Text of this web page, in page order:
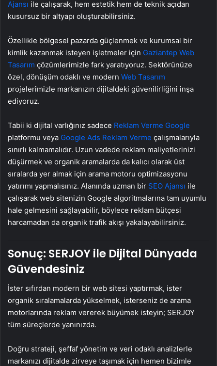
Ajansı ile çalışarak, hem estetik hem de teknik açıdan
kusursuz bir altyapı oluşturabilirsiniz.
Özellikle bölgesel pazarda güçlenmek ve kurumsal bir
kimlik kazanmak isteyen işletmeler için Gaziantep Web
Tasarım çözümlerimizle fark yaratıyoruz. Sektörünüze
özel, dönüşüm odaklı ve modern Web Tasarım
projelerimizle markanızın dijitaldeki güvenilirliğini inşa
ediyoruz.
Tabii ki dijital varlığınız sadece Reklam Verme Google
platformu veya Google Ads Reklam Verme çalışmalarıyla
sınırlı kalmamalıdır. Uzun vadede reklam maliyetlerinizi
düşürmek ve organik aramalarda da kalıcı olarak üst
sıralarda yer almak için arama motoru optimizasyonu
yatırımı yapmalısınız. Alanında uzman bir SEO Ajansı ile
çalışarak web sitenizin Google algoritmalarına tam uyumlu
hale gelmesini sağlayabilir, böylece reklam bütçesi
harcamadan da organik trafik akışı yakalayabilirsiniz.
Sonuç: SERJOY ile Dijital Dünyada
Güvendesiniz
İster sıfırdan modern bir web sitesi yaptırmak, ister
organik sıralamalarda yükselmek, isterseniz de arama
motorlarında reklam vererek büyümek isteyin; SERJOY
tüm süreçlerde yanınızda.
Doğru strateji, şeffaf yönetim ve veri odaklı analizlerle
markanızı dijitalde zirveye taşımak için hemen bizimle